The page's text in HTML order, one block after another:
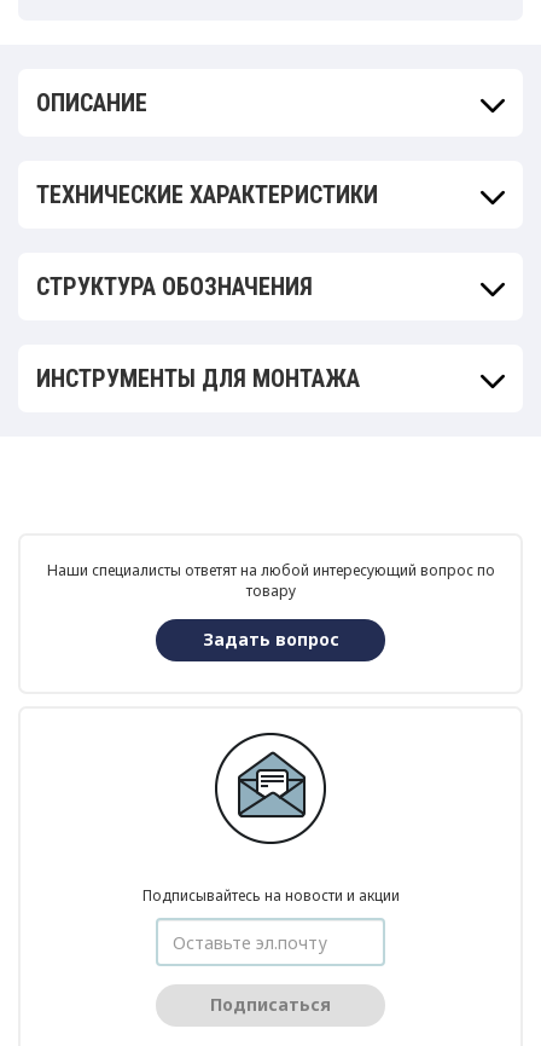
ОПИСАНИЕ
ТЕХНИЧЕСКИЕ ХАРАКТЕРИСТИКИ
СТРУКТУРА ОБОЗНАЧЕНИЯ
ИНСТРУМЕНТЫ ДЛЯ МОНТАЖА
Наши специалисты ответят на любой интересующий вопрос по
товару
Задать вопрос
Подписывайтесь на новости и акции
Подписаться